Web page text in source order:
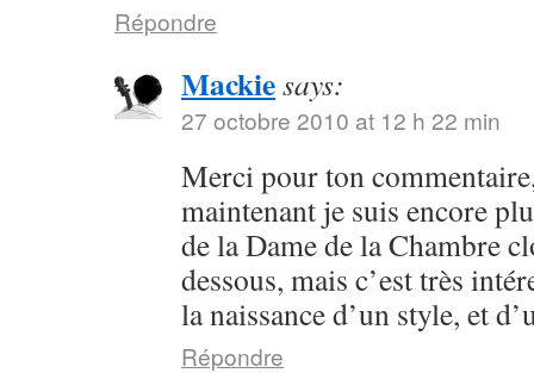
Répondre
Mackiesays:
27 octobre 2010 at 12 h 22 min
Merci pour ton
maintenant je suis encore
de la Dame de la Chambre
dessous, mais c’est très
la naissance d’un style, et
Répondre